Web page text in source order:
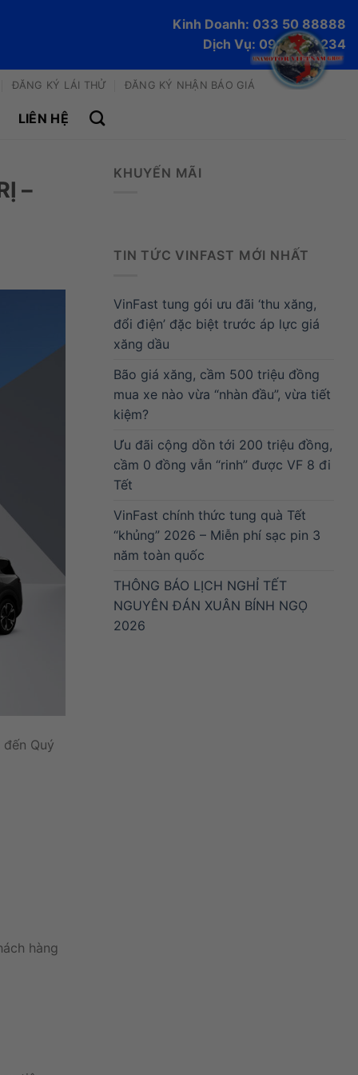
Kinh Doanh: 033 50 88888
Dịch Vụ: 0915 170 234
ĐĂNG KÝ LÁI THỬ ĐĂNG KÝ NHẬN BÁO GIÁ
LIÊN HỆ
–
Quý
hàng
KHUYẾN MÃI
TIN TỨC VINFAST MỚI NHẤT
VinFast tung gói ưu đãi ‘thu xăng,
đổi điện’ đặc biệt trước áp lực giá
xăng dầu
Bão giá xăng, cầm 500 triệu đồng
mua xe nào vừa “nhàn đầu”, vừa tiết
kiệm?
Ưu đãi cộng dồn tới 200 triệu đồng,
cầm 0 đồng vẫn “rinh” được VF 8 đi
Tết
VinFast chính thức tung quà Tết
“khủng” 2026 – Miễn phí sạc pin 3
năm toàn quốc
THÔNG BÁO LỊCH NGHỈ TẾT
NGUYÊN ĐÁN XUÂN BÍNH NGỌ
2026